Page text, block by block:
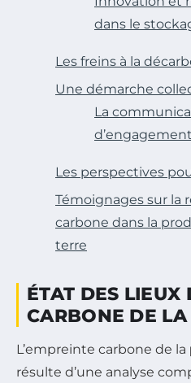
dans le
Les freins à la
Une démarche
La
d’engagement
Les perspectives
Témoignages sur la
carbone dans la
terre
ÉTAT DES LIEUX
CARBONE DE LA
L’empreinte carbone de la
résulte d’une analyse